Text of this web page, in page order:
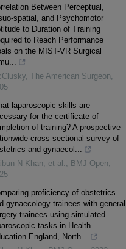
Between Perceptual,
spatial, and Psychomotor
to Duration of Training
to Reach Performance
on the MIST-VR Surgical
, The American Surgeon,
laparoscopic skills are
for the certificate of
of training? A prospective
cross-sectional survey of
and gynaecol...
N Khan, et al. , BMJ Open,
proficiency of obstetrics
gynaecology trainees with general
trainees using simulated
tasks in Health
England, North...